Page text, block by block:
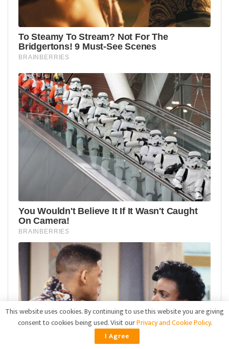
This website uses cookies. By continuing to use this website you are giving
consent to cookies being used. Visit ourPrivacy and Cookie Policy.
I Agree
ADVERTISEMENT